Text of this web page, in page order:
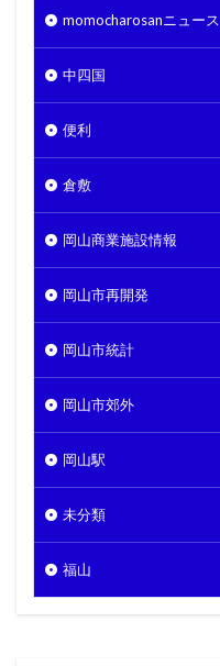
momocharosanニュース
中四国
便利
倉敷
岡山商業施設情報
岡山市再開発
岡山市統計
岡山市郊外
岡山駅
未分類
福山